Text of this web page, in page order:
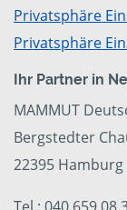
Privatsphäre
Privatsphäre
Ihr Partner in
MAMMUT
Bergstedter
22395 Hamburg